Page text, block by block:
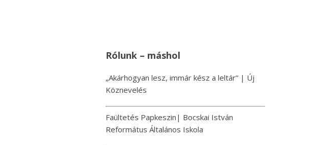
Rólunk – máshol
„Akárhogyan lesz, immár kész a leltár” | Új
Köznevelés
Faültetés Papkeszin| Bocskai István
Református Általános Iskola